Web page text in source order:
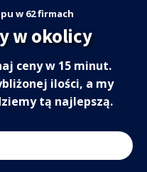
w 62 firmach
w okolicy
ceny w 15 minut.
ilości, a my
tą najlepszą.